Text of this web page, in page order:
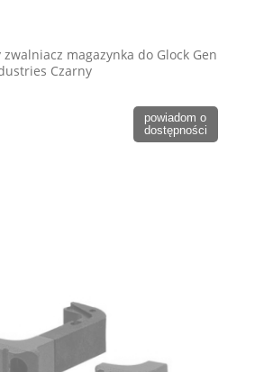
zwalniacz magazynka do Glock Gen
Czarny
powiadom o
dostępności